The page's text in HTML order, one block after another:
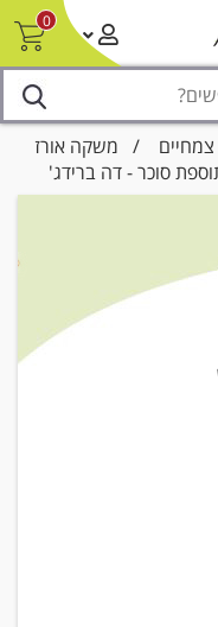
0
הזמנה
/ משקה אורז
סוכר - דה ברידג'